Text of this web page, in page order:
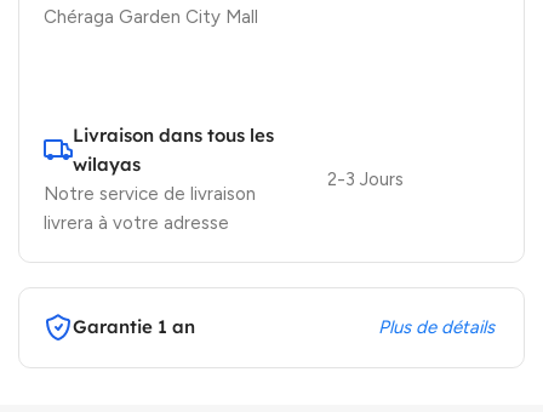
Chéraga Garden City Mall
Livraison dans tous les
wilayas
Notre service de livraison
livrera à votre adresse
2-3 Jours
Garantie 1 an Plus de détails